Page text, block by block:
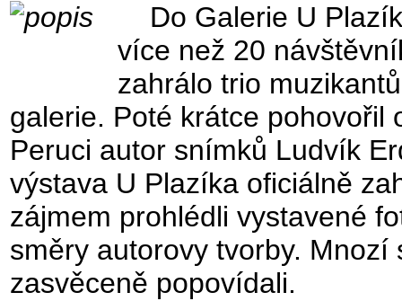
Do Galerie U
více než 20
zahrálo trio
galerie. Poté krátce pohovořil
Peruci autor snímků Ludvík
výstava U Plazíka oficiálně
zájmem prohlédli vystavené
směry autorovy tvorby.
zasvěceně popovídali.